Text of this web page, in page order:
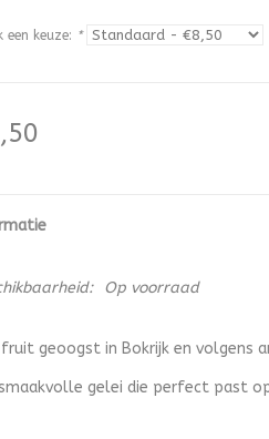
een keuze: *
Op voorraad
geoogst in Bokrijk en volgens
smaakvolle gelei die perfect past